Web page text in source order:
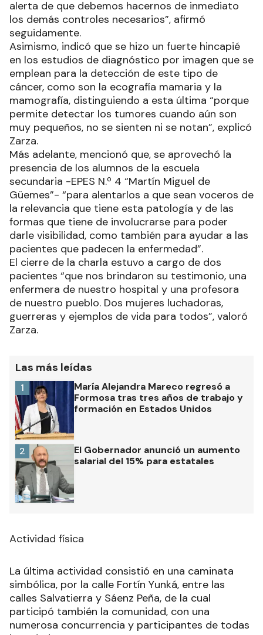
alerta de que debemos hacernos de inmediato
los demás controles necesarios”, afirmó
seguidamente.
Asimismo, indicó que se hizo un fuerte hincapié
en los estudios de diagnóstico por imagen que se
emplean para la detección de este tipo de
cáncer, como son la ecografía mamaria y la
mamografía, distinguiendo a esta última “porque
permite detectar los tumores cuando aún son
muy pequeños, no se sienten ni se notan”, explicó
Zarza.
Más adelante, mencionó que, se aprovechó la
presencia de los alumnos de la escuela
secundaria -EPES N.º 4 “Martín Miguel de
Güemes”- “para alentarlos a que sean voceros de
la relevancia que tiene esta patología y de las
formas que tiene de involucrarse para poder
darle visibilidad, como también para ayudar a las
pacientes que padecen la enfermedad”.
El cierre de la charla estuvo a cargo de dos
pacientes “que nos brindaron su testimonio, una
enfermera de nuestro hospital y una profesora
de nuestro pueblo. Dos mujeres luchadoras,
guerreras y ejemplos de vida para todos”, valoró
Zarza.
Las más leídas
María Alejandra Mareco regresó a
Formosa tras tres años de trabajo y
formación en Estados Unidos
1
El Gobernador anunció un aumento
salarial del 15% para estatales
2
Actividad física
La última actividad consistió en una caminata
simbólica, por la calle Fortín Yunká, entre las
calles Salvatierra y Sáenz Peña, de la cual
participó también la comunidad, con una
numerosa concurrencia y participantes de todas